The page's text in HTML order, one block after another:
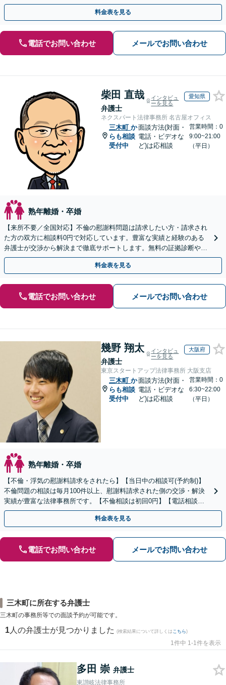
手金の返還保証もありますので安心してご相談ください。
料金表を見る
電話でお問い合わせ メールでお問い合わせ
柴田 直哉
弁護士
インタビュ
ーを見る
愛知県
ネクスパート法律事務所 名古屋オフィス
三木町 か
らも相談
受付中
面談方法(対面・
電話・ビデオな
ど)は応相談
営業時間：0
9:00~21:00
（平日）
熟年離婚・卒婚
【来所不要／全国対応】不倫の慰謝料問題は請求したい方・請求され
た方の双方に相談料0円で対応しています。豊富な実績と経験のある
弁護士が交渉から解決まで徹底サポートします。無料の証拠診断や着
手金の返還保証もありますので安心してご相談ください。
料金表を見る
電話でお問い合わせ メールでお問い合わせ
幾野 翔太
弁護士
インタビュ
ーを見る
大阪府
東京スタートアップ法律事務所 大阪支店
三木町 か
らも相談
受付中
面談方法(対面・
電話・ビデオな
ど)は応相談
営業時間：0
6:30~22:00
（平日）
熟年離婚・卒婚
【不倫・浮気の慰謝料請求をされたら】【当日中の相談可(予約制)】
不倫問題の相談は毎月100件以上、慰謝料請求された側の交渉・解決
実績が豊富な法律事務所です。【不倫相談は初回0円】【電話相談で
ご契約まで対応可/来所不要】
料金表を見る
電話でお問い合わせ メールでお問い合わせ
三木町に所在する弁護士
三木町の事務所等での面談予約が可能です。
1 人の弁護士が見つかりました (検索結果について詳しくは こちら)
1件中 1-1件を表示
多田 崇 弁護士
東讃岐法律事務所